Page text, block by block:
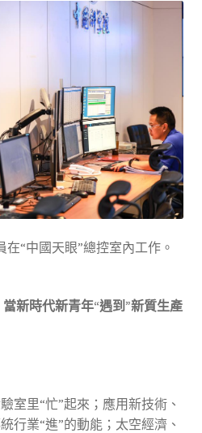
在“中國天眼”總控室內工作。
新時代新青年“遇到”新質生產
室里“忙”起來；應用新技術、
行業“進”的動能；太空經濟、